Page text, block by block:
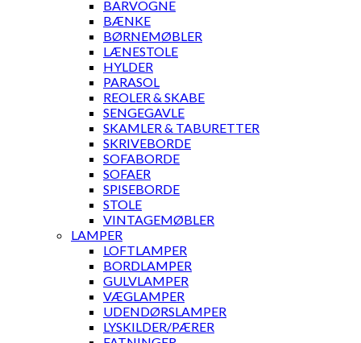
BARVOGNE
BÆNKE
BØRNEMØBLER
LÆNESTOLE
HYLDER
PARASOL
REOLER & SKABE
SENGEGAVLE
SKAMLER & TABURETTER
SKRIVEBORDE
SOFABORDE
SOFAER
SPISEBORDE
STOLE
VINTAGEMØBLER
LAMPER
LOFTLAMPER
BORDLAMPER
GULVLAMPER
VÆGLAMPER
UDENDØRSLAMPER
LYSKILDER/PÆRER